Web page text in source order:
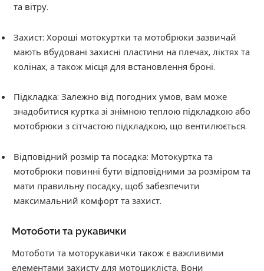
та вітру.
Захист: Хороші мотокуртки та мотобрюки зазвичай
мають вбудовані захисні пластини на плечах, ліктях та
колінах, а також місця для встановлення броні.
Підкладка: Залежно від погодних умов, вам може
знадобитися куртка зі знімною теплою підкладкою або
мотобрюки з сітчастою підкладкою, що вентилюється.
Відповідний розмір та посадка: Мотокуртка та
мотобрюки повинні бути відповідними за розміром та
мати правильну посадку, щоб забезпечити
максимальний комфорт та захист.
Мотоботи та рукавички
Мотоботи та моторукавички також є важливими
елементами захисту для мотоцикліста. Вони